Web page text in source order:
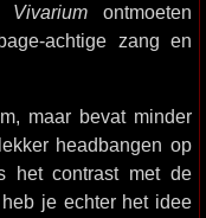
Vivariumontmoeten
achtige zang en
maar bevat minder
headbangen op
contrast met de
je echter het idee